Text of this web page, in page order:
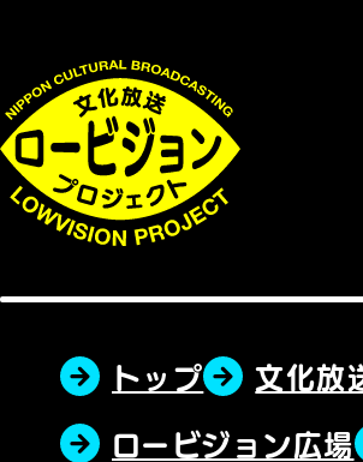
トップ 文化放
ロービジョン広場